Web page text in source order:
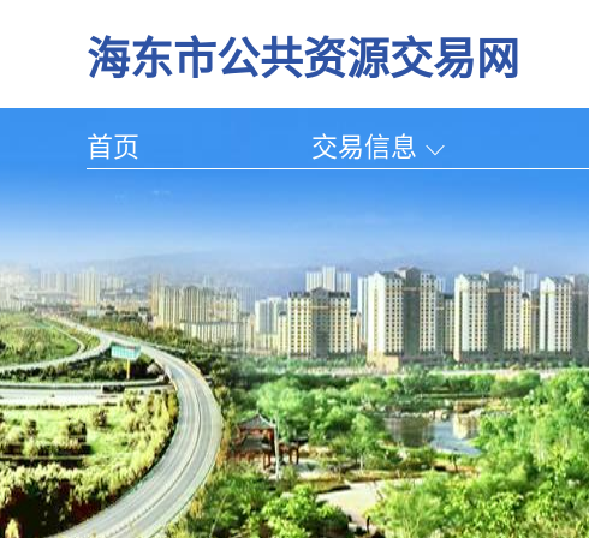
海东市公共资源交易网
首页 交易信息